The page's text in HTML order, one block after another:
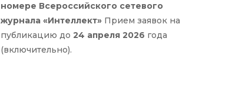
номере Всероссийского сетевого
журнала «Интеллект» Прием заявок на
публикацию до 24 апреля 2026 года
(включительно).